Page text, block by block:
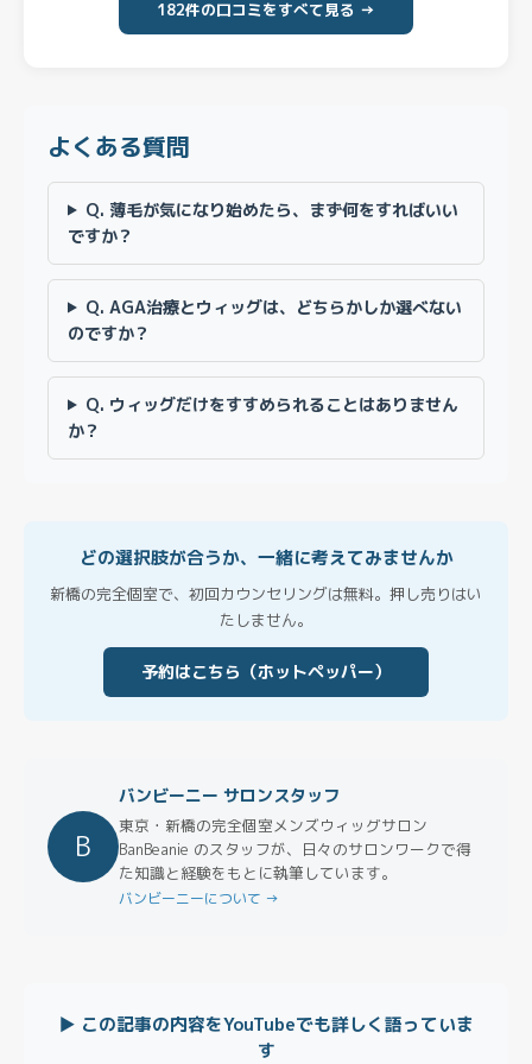
182件の口コミをすべて見る →
よくある質問
Q. 薄毛が気になり始めたら、まず何をすればいい
ですか？
Q. AGA治療とウィッグは、どちらかしか選べない
のですか？
Q. ウィッグだけをすすめられることはありません
か？
どの選択肢が合うか、一緒に考えてみませんか
新橋の完全個室で、初回カウンセリングは無料。押し売りはい
たしません。
予約はこちら（ホットペッパー）
B
バンビーニー サロンスタッフ
東京・新橋の完全個室メンズウィッグサロン
BanBeanie のスタッフが、日々のサロンワークで得
た知識と経験をもとに執筆しています。
バンビーニーについて →
▶ この記事の内容をYouTubeでも詳しく語っていま
す